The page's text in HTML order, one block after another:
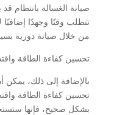
صيانة الغسالة بانتظام
تتطلب وقتًا وجهدًا إضافيًا
من خلال صيانة دورية
تحسين كفاءة الطاقة
بالإضافة إلى ذلك، يمكن
تحسين كفاءة الطاقة
بشكل صحيح، فإنها